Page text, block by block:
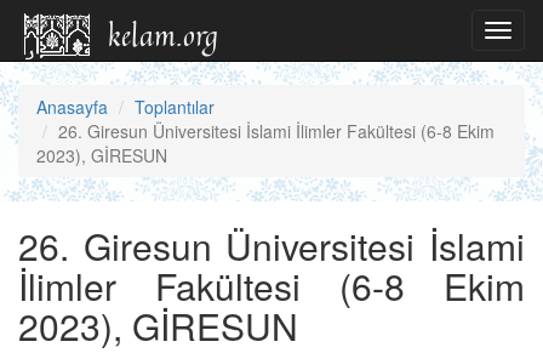
Anasayfa
Toplantılar
26. Giresun Üniversitesi İslami İlimler Fakültesi (6-8 Ekim
2023), GİRESUN
26. Giresun Üniversitesi İslami
İlimler Fakültesi (6-8 Ekim
2023), GİRESUN